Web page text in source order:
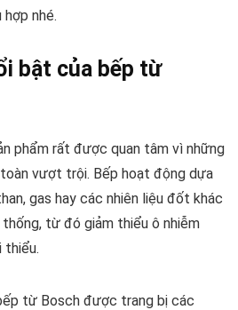
hợp nhé.
bật của bếp từ
phẩm rất được quan tâm vì những
toàn vượt trội. Bếp hoạt động dựa
gas hay các nhiên liệu đốt khác
từ đó giảm thiểu ô nhiễm
từ Bosch được trang bị các